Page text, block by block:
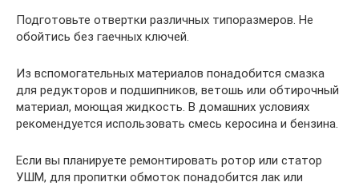
Подготовьте отвертки различных типоразмеров. Не
обойтись без гаечных ключей.
Из вспомогательных материалов понадобится смазка
для редукторов и подшипников, ветошь или обтирочный
материал, моющая жидкость. В домашних условиях
рекомендуется использовать смесь керосина и бензина.
Если вы планируете ремонтировать ротор или статор
УШМ, для пропитки обмоток понадобится лак или